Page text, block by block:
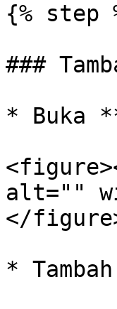
{% step
###
* Buka
alt=""
</
*